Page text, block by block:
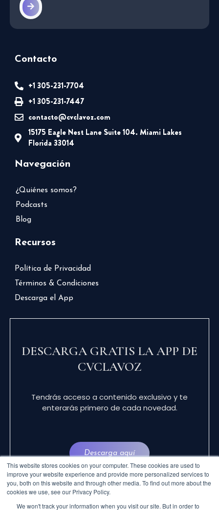
This website stores cookies on your computer. These cookies are used to
improve your website experience and provide more personalized services to
you, both on this website and through other media. To find out more about the
cookies we use, see our Privacy Policy.
We won't track your information when you visit our site. But in order to
Contacto
+1 305-231-7704
+1 305-231-7447
contacto@cvclavoz.com
15175 Eagle Nest Lane Suite 104. Miami Lakes
Florida 33014
Navegación
¿Quiénes somos?
Podcasts
Blog
Recursos
Política de Privacidad
Términos & Condiciones
Descarga el App
DESCARGA GRATIS LA APP DE
CVCLAVOZ
Tendrás acceso a contenido exclusivo y te
enterarás primero de cada novedad.
Descarga aquí